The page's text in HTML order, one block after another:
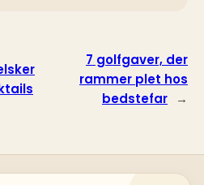
7 golfgaver, der
rammer plet hos
bedstefar
→